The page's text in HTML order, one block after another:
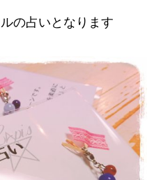
の占いとなります